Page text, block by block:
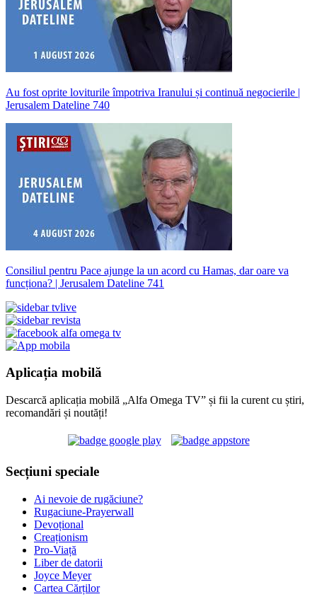
Au fost oprite loviturile împotriva Iranului și continuă negocierile |
Jerusalem Dateline 740
Consiliul pentru Pace ajunge la un acord cu Hamas, dar oare va
funcționa? | Jerusalem Dateline 741
Aplicația mobilă
Descarcă aplicația mobilă „Alfa Omega TV” și fii la curent cu știri,
recomandări și noutăți!
Secțiuni speciale
Ai nevoie de rugăciune?
Rugaciune-Prayerwall
Devoțional
Creaționism
Pro-Viață
Liber de datorii
Joyce Meyer
Cartea Cărților